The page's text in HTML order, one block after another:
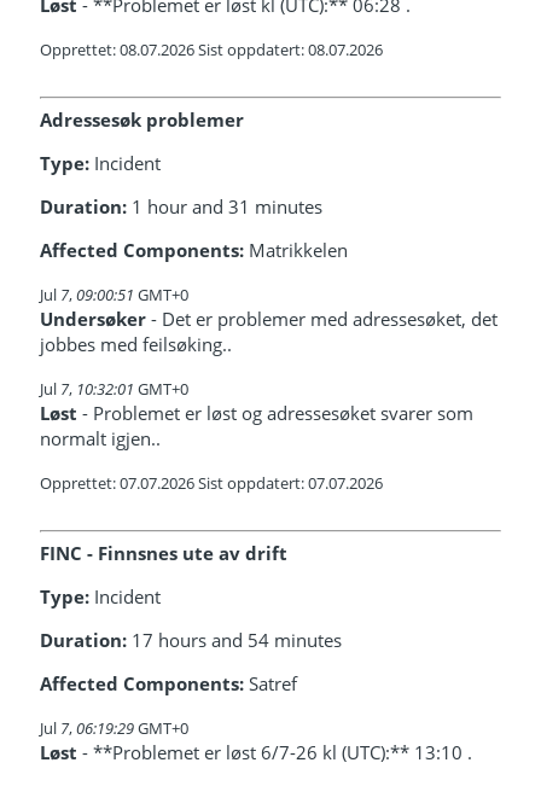
Løst - **Problemet er løst kl (UTC):** 06:28 .
Opprettet: 08.07.2026 Sist oppdatert: 08.07.2026
Adressesøk problemer
Type: Incident
Duration: 1 hour and 31 minutes
Affected Components: Matrikkelen
Jul 7,09:00:51 GMT+0
Undersøker - Det er problemer med adressesøket, det
jobbes med feilsøking..
Jul 7, 10:32:01 GMT+0
Løst - Problemet er løst og adressesøket svarer som
normalt igjen..
Opprettet: 07.07.2026 Sist oppdatert: 07.07.2026
FINC - Finnsnes ute av drift
Type: Incident
Duration: 17 hours and 54 minutes
Affected Components: Satref
Jul 7,06:19:29GMT+0
Løst - **Problemet er løst 6/7-26 kl (UTC):** 13:10 .